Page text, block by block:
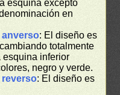
esquina excepto
en
: El diseño es
totalmente
esquina inferior
negro y verde.
: El diseño es